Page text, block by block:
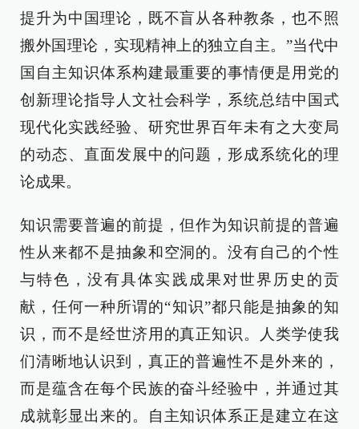
提升为中国理论，既不盲从各种教条，也不照
搬外国理论，实现精神上的独立自主。”当代中
国自主知识体系构建最重要的事情便是用党的
创新理论指导人文社会科学，系统总结中国式
现代化实践经验、研究世界百年未有之大变局
的动态、直面发展中的问题，形成系统化的理
论成果。
知识需要普遍的前提，但作为知识前提的普遍
性从来都不是抽象和空洞的。没有自己的个性
与特色，没有具体实践成果对世界历史的贡
献，任何一种所谓的“知识”都只能是抽象的知
识，而不是经世济用的真正知识。人类学使我
们清晰地认识到，真正的普遍性不是外来的，
而是蕴含在每个民族的奋斗经验中，并通过其
成就彰显出来的。自主知识体系正是建立在这